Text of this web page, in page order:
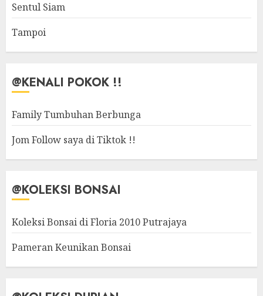
Sentul Siam
Tampoi
@KENALI POKOK !!
Family Tumbuhan Berbunga
Jom Follow saya di Tiktok !!
@KOLEKSI BONSAI
Koleksi Bonsai di Floria 2010 Putrajaya
Pameran Keunikan Bonsai